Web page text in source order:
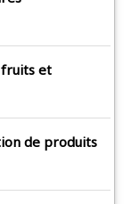
et
de produits